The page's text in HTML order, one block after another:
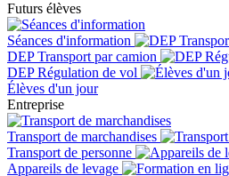
Futurs élèves
Séances d'information
DEP Transport par camion
DEP Régulation de vol
Élèves d'un jour
Entreprise
Transport de marchandises
Transport de personne
Appareils de levage